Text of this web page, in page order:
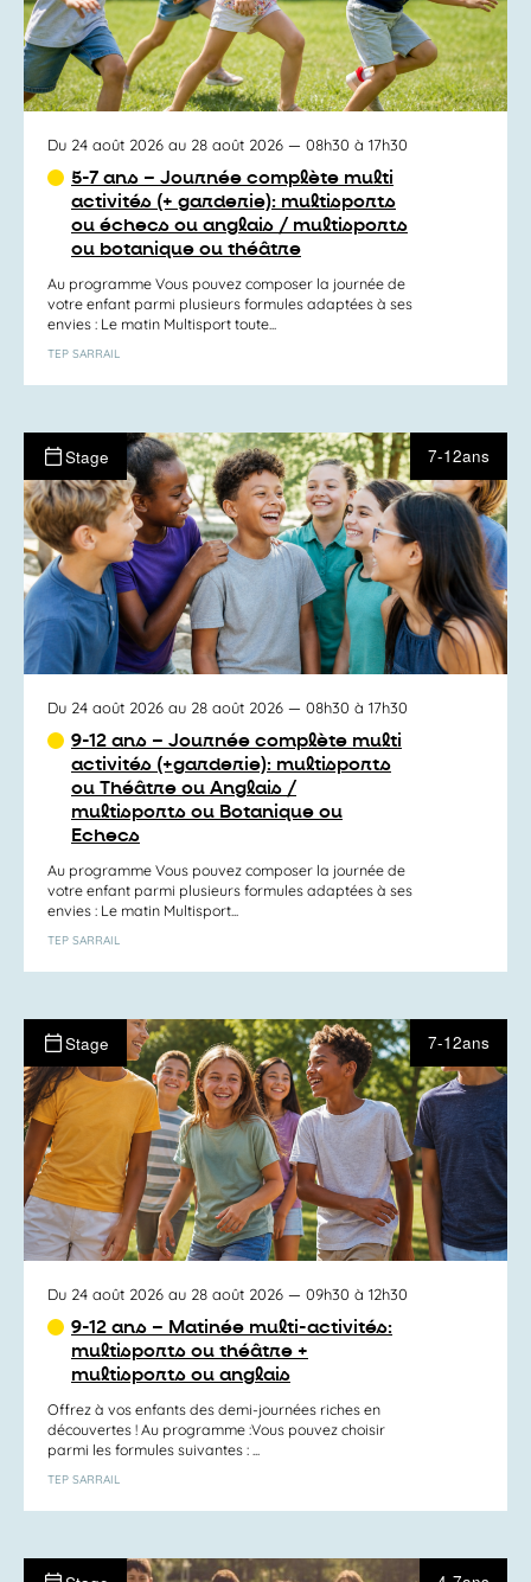
Du 24 août 2026 au 28 août 2026 — 08h30 à 17h30
5-7 ans – Journée complète multi
activités (+ garderie): multisports
ou échecs ou anglais / multisports
ou botanique ou théâtre
Au programme Vous pouvez composer la journée de
votre enfant parmi plusieurs formules adaptées à ses
envies : Le matin Multisport toute...
TEP SARRAIL
Stage 7-12ans
Du 24 août 2026 au 28 août 2026 — 08h30 à 17h30
9-12 ans – Journée complète multi
activités (+garderie): multisports
ou Théâtre ou Anglais /
multisports ou Botanique ou
Echecs
Au programme Vous pouvez composer la journée de
votre enfant parmi plusieurs formules adaptées à ses
envies : Le matin Multisport...
TEP SARRAIL
Stage 7-12ans
Du 24 août 2026 au 28 août 2026 — 09h30 à 12h30
9-12 ans – Matinée multi-activités:
multisports ou théâtre +
multisports ou anglais
Offrez à vos enfants des demi-journées riches en
découvertes ! Au programme :Vous pouvez choisir
parmi les formules suivantes : ...
TEP SARRAIL